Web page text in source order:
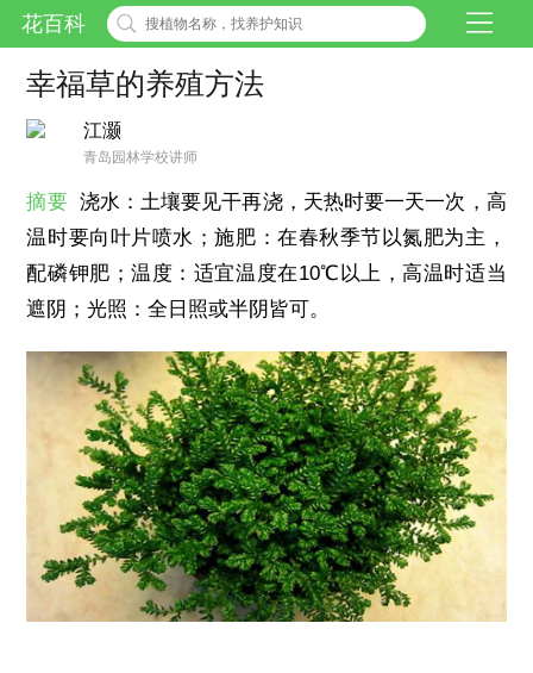
花百科
幸福草的养殖方法
江灏
青岛园林学校讲师
摘要 浇水：土壤要见干再浇，天热时要一天一次，高
温时要向叶片喷水；施肥：在春秋季节以氮肥为主，
配磷钾肥；温度：适宜温度在10℃以上，高温时适当
遮阴；光照：全日照或半阴皆可。